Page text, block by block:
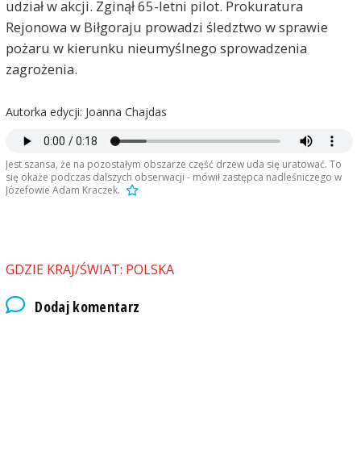
udział w akcji. Zginął 65-letni pilot. Prokuratura
Rejonowa w Biłgoraju prowadzi śledztwo w sprawie
pożaru w kierunku nieumyślnego sprowadzenia
zagrożenia.
Autorka edycji: Joanna Chajdas
Jest szansa, że na pozostałym obszarze część drzew uda się uratować. To
się okaże podczas dalszych obserwacji - mówił zastępca nadleśniczego w
Józefowie Adam Kraczek.
GDZIE KRAJ/ŚWIAT: POLSKA
Dodaj komentarz